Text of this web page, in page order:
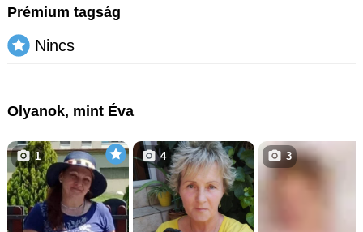
Prémium tagság
Nincs
Olyanok, mint Éva
1 4 3